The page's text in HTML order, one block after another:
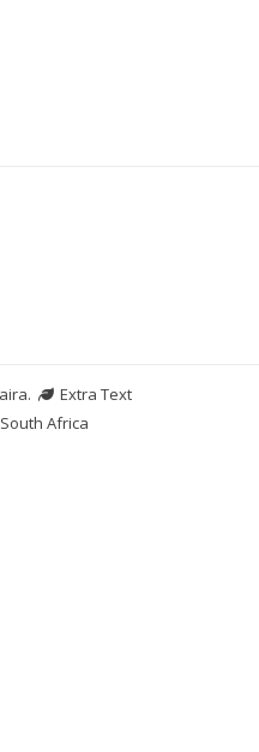
.
Extra Text
Africa